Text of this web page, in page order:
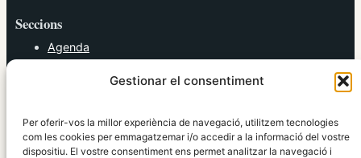
Gestionar el consentiment
Per oferir-vos la millor experiència de navegació, utilitzem tecnologies
com les cookies per emmagatzemar i/o accedir a la informació del vostre
dispositiu. El vostre consentiment ens permet analitzar la navegació i
Seccions
Agenda
Política
Societat
Tendències